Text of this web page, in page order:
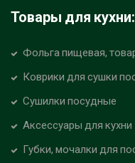
Товары для кухни:
Фольга пищевая,
Коврики для сушки
Сушилки посудные
Аксессуары для кухни
Губки, мочалки для